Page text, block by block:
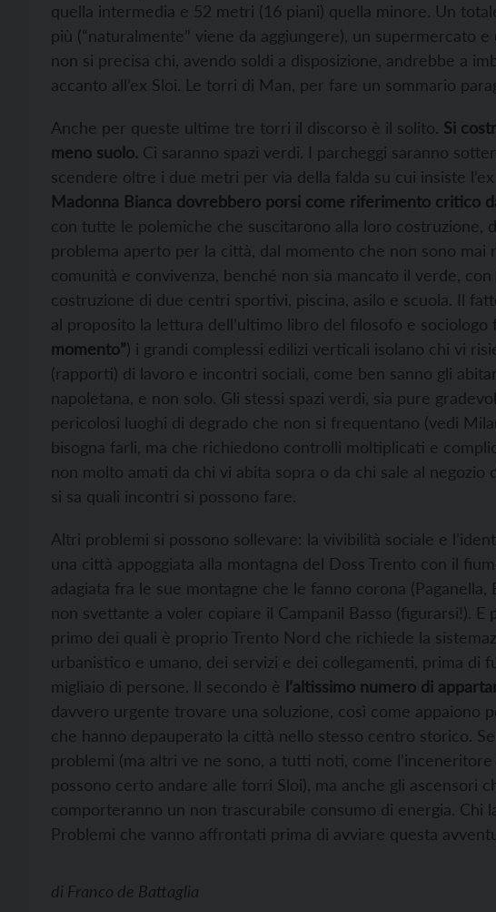
quella intermedia e 52 metri (16 piani) quella minore. Un
più (“naturalmente” viene da aggiungere), un supermercato
non si precisa chi, avendo soldi a disposizione, andrebbe a
accanto all’ex Sloi. Le torri di Man, per fare un sommario
Anche per queste ultime tre torri il discorso è il solito. Si
meno suolo. Ci saranno spazi verdi. I parcheggi saranno
scendere oltre i due metri per via della falda su cui insiste
Madonna Bianca dovrebbero porsi come riferimento critico
con tutte le polemiche che suscitarono alla loro costruzione,
problema aperto per la città, dal momento che non sono
comunità e convivenza, benché non sia mancato il verde,
costruzione di due centri sportivi, piscina, asilo e scuola. Il
al proposito la lettura dell’ultimo libro del filosofo e sociologo
momento”) i grandi complessi edilizi verticali isolano chi vi
(rapporti) di lavoro e incontri sociali, come ben sanno gli
napoletana, e non solo. Gli stessi spazi verdi, sia pure
pericolosi luoghi di degrado che non si frequentano (vedi
bisogna farli, ma che richiedono controlli moltiplicati e
non molto amati da chi vi abita sopra o da chi sale al
si sa quali incontri si possono fare.
Altri problemi si possono sollevare: la vivibilità sociale e
una città appoggiata alla montagna del Doss Trento con il
adagiata fra le sue montagne che le fanno corona (Paganella,
non svettante a voler copiare il Campanil Basso (figurarsi!).
primo dei quali è proprio Trento Nord che richiede la
urbanistico e umano, dei servizi e dei collegamenti, prima di
migliaio di persone. Il secondo è l’altissimo numero di
davvero urgente trovare una soluzione, così come appaiono
che hanno depauperato la città nello stesso centro storico.
problemi (ma altri ve ne sono, a tutti noti, come
possono certo andare alle torri Sloi), ma anche gli ascensori
comporteranno un non trascurabile consumo di energia. Chi
Problemi che vanno affrontati prima di avviare questa
di Franco de Battaglia